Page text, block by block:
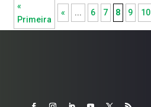
«
Primeira
« ... 6 7 8 9 10